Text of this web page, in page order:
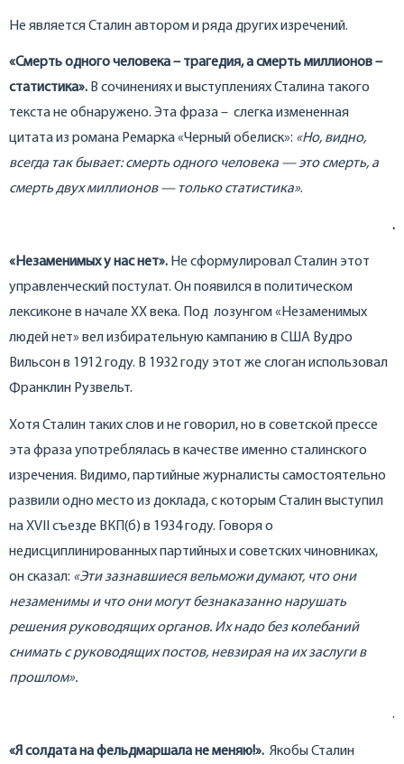
Не является Сталин автором и ряда других изречений.
«Смерть одного человека – трагедия, а смерть миллионов –
статистика». В сочинениях и выступлениях Сталина такого
текста не обнаружено. Эта фраза – слегка измененная
цитата из романа Ремарка «Черный обелиск»: «Но, видно,
всегда так бывает: смерть одного человека — это смерть, а
смерть двух миллионов — только статистика».
.
«Незаменимых у нас нет». Не сформулировал Сталин этот
управленческий постулат. Он появился в политическом
лексиконе в начале XX века. Под лозунгом «Незаменимых
людей нет» вел избирательную кампанию в США Вудро
Вильсон в 1912 году. В 1932 году этот же слоган использовал
Франклин Рузвельт.
Хотя Сталин таких слов и не говорил, но в советской прессе
эта фраза употреблялась в качестве именно сталинского
изречения. Видимо, партийные журналисты самостоятельно
развили одно место из доклада, с которым Сталин выступил
на XVII съезде ВКП(б) в 1934 году. Говоря о
недисциплинированных партийных и советских чиновниках,
он сказал: «Эти зазнавшиеся вельможи думают, что они
незаменимы и что они могут безнаказанно нарушать
решения руководящих органов. Их надо без колебаний
снимать с руководящих постов, невзирая на их заслуги в
прошлом».
.
«Я солдата на фельдмаршала не меняю!». Якобы Сталин